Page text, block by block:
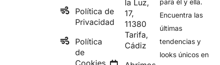
para él y ella.
Encuentra las
últimas
tendencias y
looks únicos en
la Luz,
17,
11380
Tarifa,
Cádiz
Política de
Privacidad
Política
de